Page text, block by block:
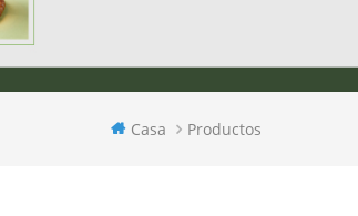
Casa Productos